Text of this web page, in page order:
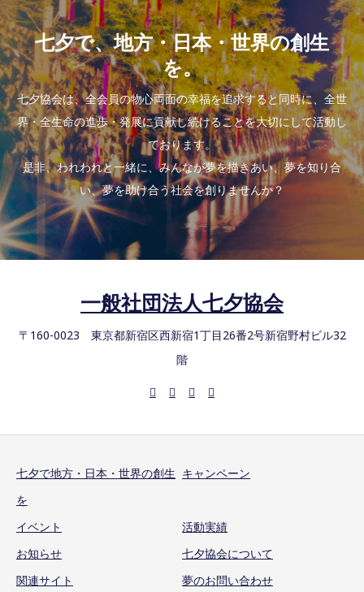
七夕で、地方・日本・世界の創生
を。
七夕協会は、全会員の物心両面の幸福を追求すると同時に、全世
界・全生命の進歩・発展に貢献し続けることを大切にして活動し
ております。
是非、われわれと一緒に、みんなが夢を描きあい、夢を知り合
い、夢を助け合う社会を創りませんか？
一般社団法人七夕協会
〒160-0023 東京都新宿区西新宿1丁目26番2号新宿野村ビル32
階
七夕で地方・日本・世界の創生
を
キャンペーン
イベント
活動実績
お知らせ
七夕協会について
関連サイト
夢のお問い合わせ